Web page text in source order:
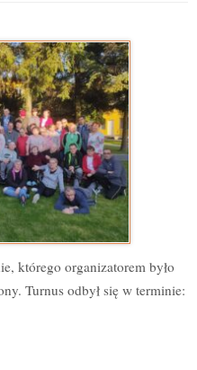
którego organizatorem było
Turnus odbył się w terminie: